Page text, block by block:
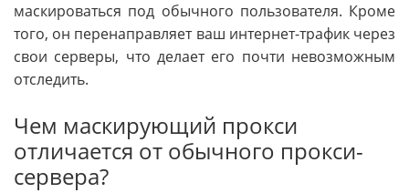
маскироваться под обычного пользователя. Кроме
того, он перенаправляет ваш интернет-трафик через
свои серверы, что делает его почти невозможным
отследить.
Чем маскирующий прокси
отличается от обычного прокси-
сервера?